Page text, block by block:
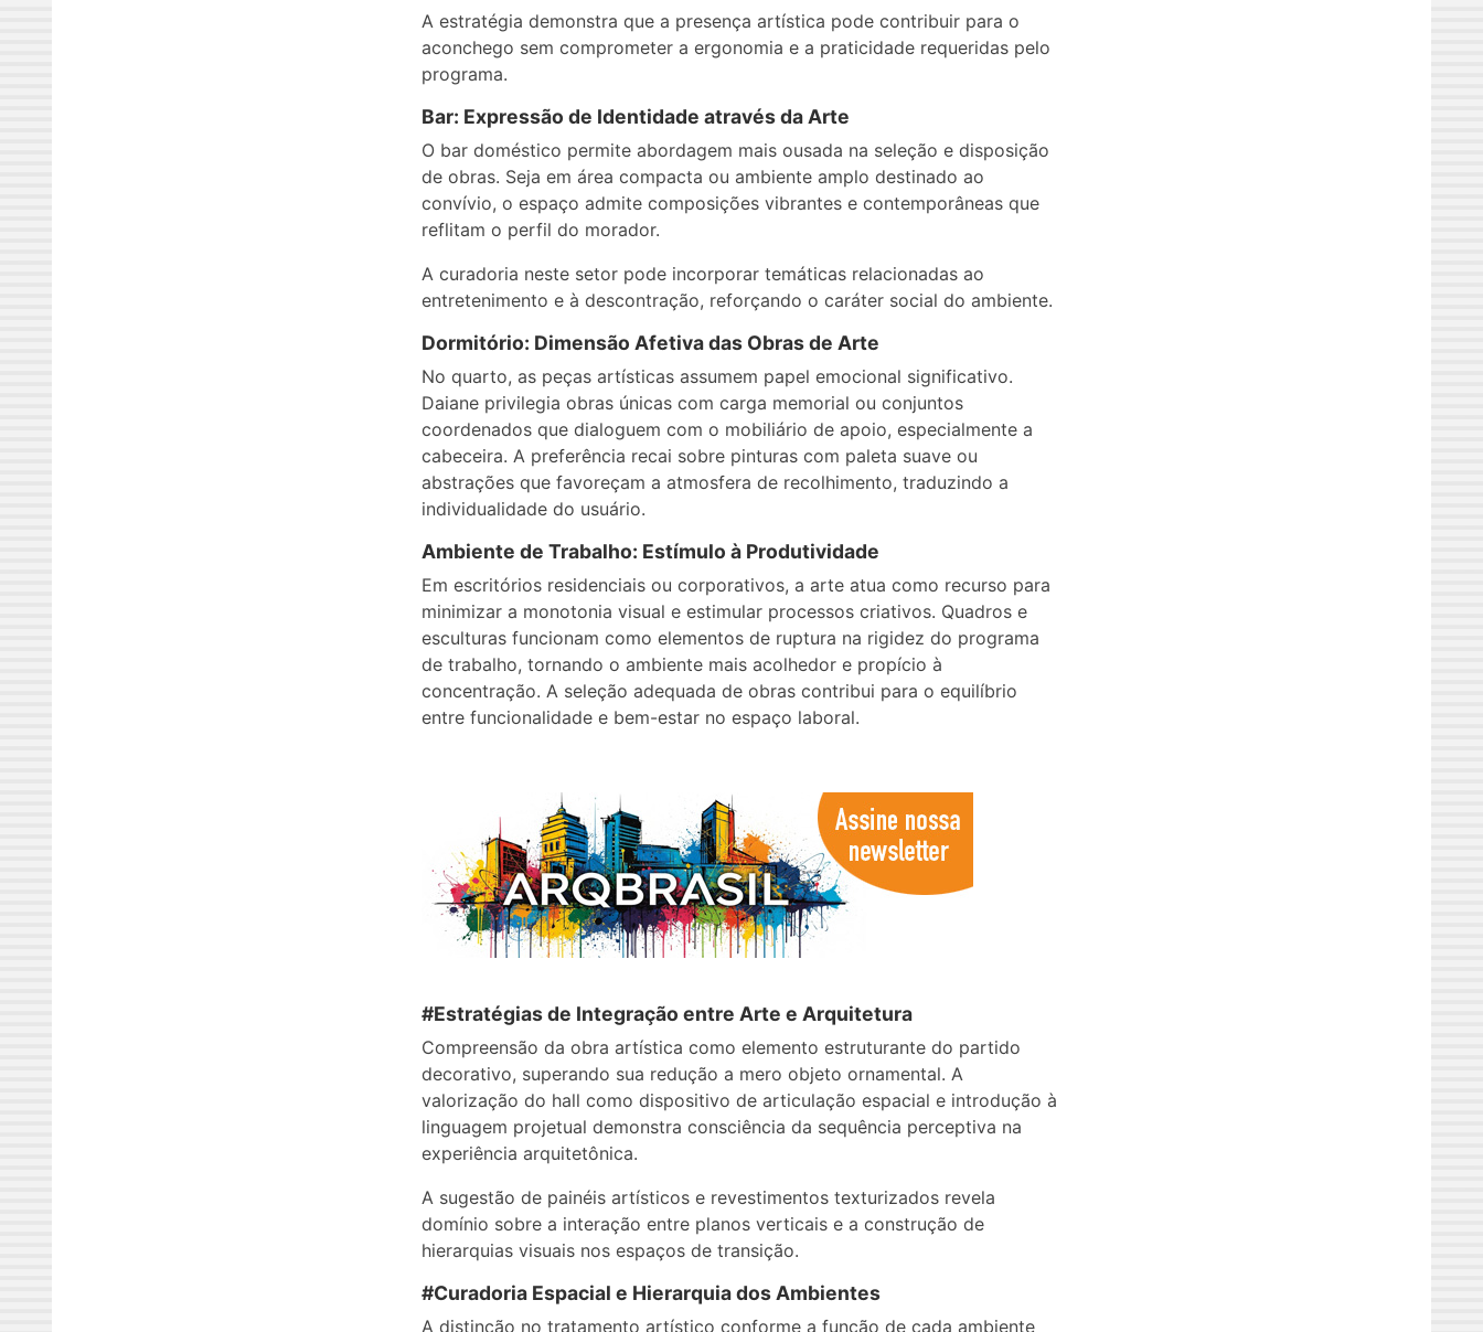
A estratégia demonstra que a presença artística pode contribuir para o
aconchego sem comprometer a ergonomia e a praticidade requeridas pelo
programa.
Bar: Expressão de Identidade através da Arte
O bar doméstico permite abordagem mais ousada na seleção e disposição
de obras. Seja em área compacta ou ambiente amplo destinado ao
convívio, o espaço admite composições vibrantes e contemporâneas que
reflitam o perfil do morador.
A curadoria neste setor pode incorporar temáticas relacionadas ao
entretenimento e à descontração, reforçando o caráter social do ambiente.
Dormitório: Dimensão Afetiva das Obras de Arte
No quarto, as peças artísticas assumem papel emocional significativo.
Daiane privilegia obras únicas com carga memorial ou conjuntos
coordenados que dialoguem com o mobiliário de apoio, especialmente a
cabeceira. A preferência recai sobre pinturas com paleta suave ou
abstrações que favoreçam a atmosfera de recolhimento, traduzindo a
individualidade do usuário.
Ambiente de Trabalho: Estímulo à Produtividade
Em escritórios residenciais ou corporativos, a arte atua como recurso para
minimizar a monotonia visual e estimular processos criativos. Quadros e
esculturas funcionam como elementos de ruptura na rigidez do programa
de trabalho, tornando o ambiente mais acolhedor e propício à
concentração. A seleção adequada de obras contribui para o equilíbrio
entre funcionalidade e bem-estar no espaço laboral.
#Estratégias de Integração entre Arte e Arquitetura
Compreensão da obra artística como elemento estruturante do partido
decorativo, superando sua redução a mero objeto ornamental. A
valorização do hall como dispositivo de articulação espacial e introdução à
linguagem projetual demonstra consciência da sequência perceptiva na
experiência arquitetônica.
A sugestão de painéis artísticos e revestimentos texturizados revela
domínio sobre a interação entre planos verticais e a construção de
hierarquias visuais nos espaços de transição.
#Curadoria Espacial e Hierarquia dos Ambientes
A distinção no tratamento artístico conforme a função de cada ambiente